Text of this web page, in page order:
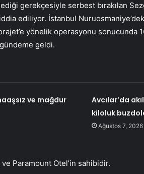
gerekçesiyle serbest bırakılan
ediliyor. İstanbul
yönelik operasyonu sonucunda
gündeme geldi.
ve mağdur
Avcılar’da
kiloluk
Ağustos 7, 2026
ve Paramount Otel’in sahibidir.